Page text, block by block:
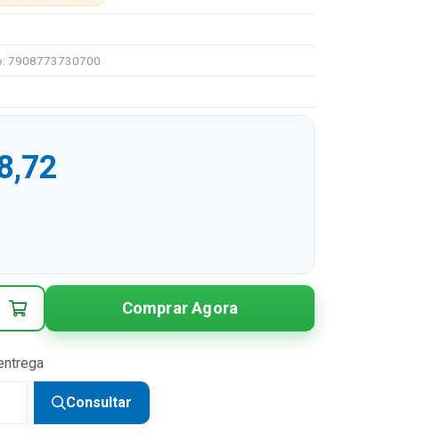
7908773730700
R$ 28,72
R$ 14,36 sem juros
Comprar Agora
Consultar